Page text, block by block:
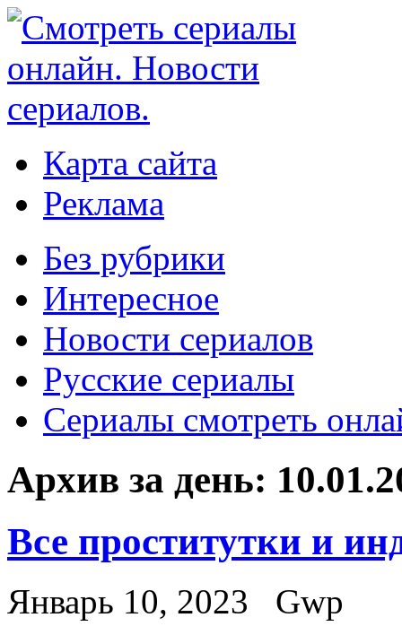
Карта сайта
Реклама
Без рубрики
Интересное
Новости сериалов
Русские сериалы
Сериалы смотреть
Архив за день:
Все проститутки и
Январь 10, 2023
Gwp